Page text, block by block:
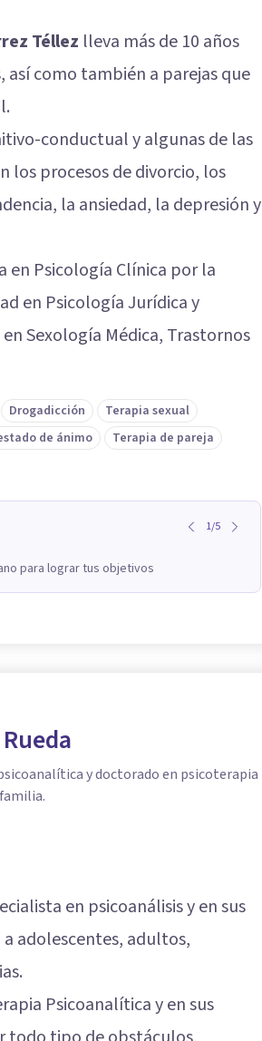
Téllez lleva más de 10 años
así como también a parejas que
conductual y algunas de las
los procesos de divorcio, los
la ansiedad, la depresión y
en Psicología Clínica por la
en Psicología Jurídica y
Sexología Médica, Trastornos
Drogadicción
Terapia sexual
de ánimo Terapia de pareja
1/5
para lograr tus objetivos
y doctorado en psicoterapia
en psicoanálisis y en sus
adolescentes, adultos,
Psicoanalítica y en sus